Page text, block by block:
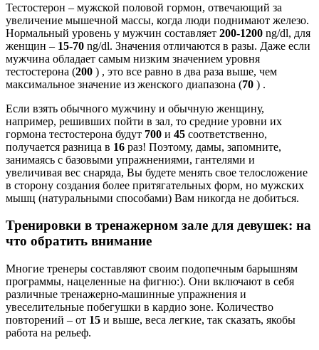
Тестостерон – мужской половой гормон, отвечающий за
увеличение мышечной массы, когда люди поднимают железо.
Нормальный уровень у мужчин составляет 200-1200 ng/dl, для
женщин – 15-70 ng/dl. Значения отличаются в разы. Даже если
мужчина обладает самым низким значением уровня
тестостерона (200 ) , это все равно в два раза выше, чем
максимальное значение из женского диапазона (70 ) .
Если взять обычного мужчину и обычную женщину,
например, решивших пойти в зал, то средние уровни их
гормона тестостерона будут 700 и 45 соответственно,
получается разница в 16 раз! Поэтому, дамы, запомните,
занимаясь с базовыми упражнениями, гантелями и
увеличивая вес снаряда, Вы будете менять свое телосложение
в сторону создания более притягательных форм, но мужских
мышц (натуральными способами) Вам никогда не добиться.
Тренировки в тренажерном зале для девушек: на
что обратить внимание
Многие тренеры составляют своим подопечным барышням
программы, нацеленные на фигню:). Они включают в себя
различные тренажерно-машинные упражнения и
увеселительные побегушки в кардио зоне. Количество
повторений – от 15 и выше, веса легкие, так сказать, якобы
работа на рельеф.